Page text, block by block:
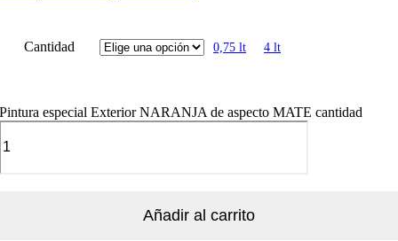
Cantidad 0,75 lt 4 lt
Pintura especial Exterior NARANJA de aspecto MATE cantidad
Añadir al carrito